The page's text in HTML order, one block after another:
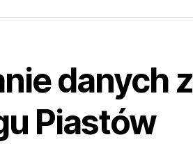
danych z
Piastów